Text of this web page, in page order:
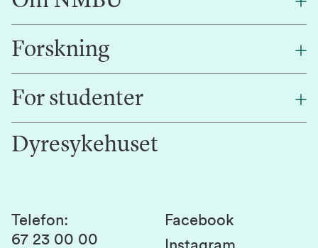
Om oss
Alumni
Kontakt oss
Forskning
Forskning
Innovasjon
For studenter
Studentlivet
Studier og emner
Dyresykehuset
Telefon:
67 23 00 00
Facebook